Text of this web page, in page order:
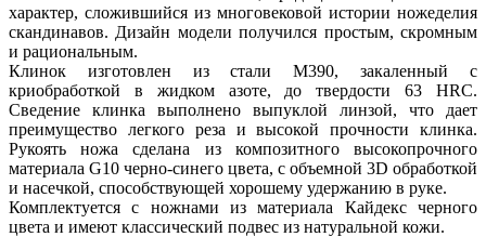
характер, сложившийся из многовековой истории ножеделия
скандинавов. Дизайн модели получился простым, скромным
и рациональным.
Клинок изготовлен из стали M390, закаленный с
криобработкой в жидком азоте, до твердости 63 HRC.
Сведение клинка выполнено выпуклой линзой, что дает
преимущество легкого реза и высокой прочности клинка.
Рукоять ножа сделана из композитного высокопрочного
материала G10 черно-синего цвета, с объемной 3D обработкой
и насечкой, способствующей хорошему удержанию в руке.
Комплектуется с ножнами из материала Кайдекс черного
цвета и имеют классический подвес из натуральной кожи.